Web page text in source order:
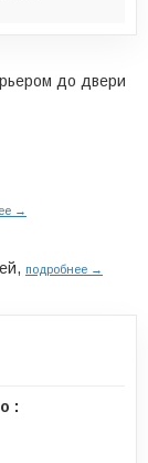
до двери
→
подробнее →
: